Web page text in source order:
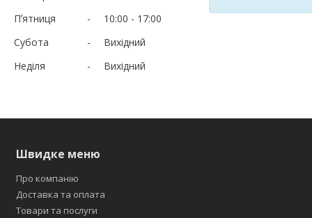
Пʼятниця
10:00
17:00
Субота
Вихідний
Неділя
Вихідний
Швидке меню
Про компанію
Доставка та оплата
Товари та послуги